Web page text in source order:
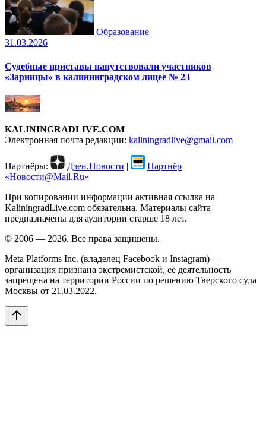
Образование
31.03.2026
Судебные приставы напутствовали участников
«Зарницы» в калининградском лицее № 23
KALININGRADLIVE.COM
Электронная почта редакции: kaliningradlive@gmail.com
Партнёры: Дзен.Новости |
Партнёр
«Новости@Mail.Ru»
При копировании информации активная ссылка на
KaliningradLive.com обязательна. Материалы сайта
предназначены для аудитории старше 18 лет.
© 2006 — 2026. Все права защищены.
Meta Platforms Inc. (владелец Facebook и Instagram) —
организация признана экстремистской, её деятельность
запрещена на территории России по решению Тверского суда
Москвы от 21.03.2022.
arrow_upward